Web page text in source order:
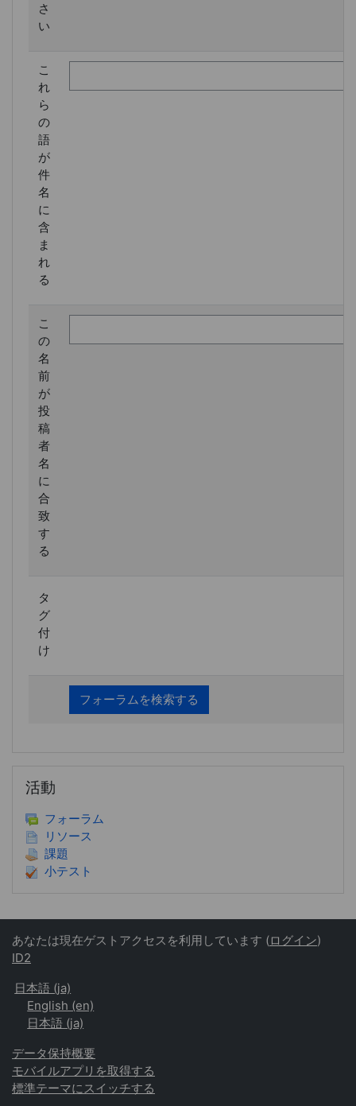
さ
い
こ
れ
ら
の
語
が
件
名
に
含
ま
れ
る
こ
の
名
前
が
投
稿
者
名
に
合
致
す
る
タ
グ
付
け
フォーラムを検索する
活動
フォーラム
リソース
課題
小テスト
あなたは現在ゲストアクセスを利用しています (ログイン)
ID2
日本語 ‎(ja)‎
English ‎(en)‎
日本語 ‎(ja)‎
データ保持概要
モバイルアプリを取得する
標準テーマにスイッチする